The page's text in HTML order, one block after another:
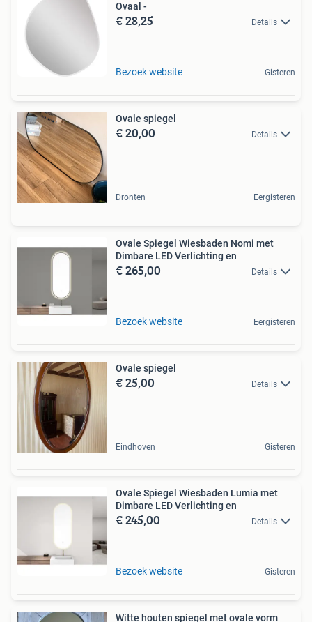
Ovaal -
€ 28,25 Details
Bezoek website Gisteren
Ovale spiegel
€ 20,00 Details
Dronten Eergisteren
Ovale Spiegel Wiesbaden Nomi met
Dimbare LED Verlichting en
€ 265,00 Details
Bezoek website Eergisteren
Ovale spiegel
€ 25,00 Details
Eindhoven Gisteren
Ovale Spiegel Wiesbaden Lumia met
Dimbare LED Verlichting en
€ 245,00 Details
Bezoek website Gisteren
Witte houten spiegel met ovale vorm